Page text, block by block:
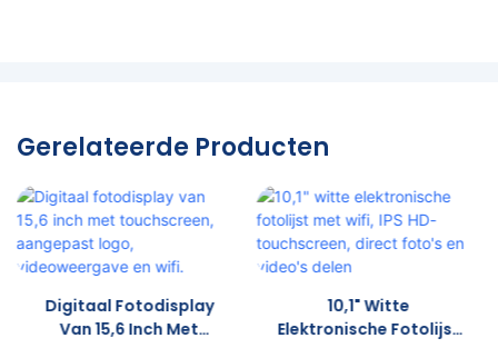
Gerelateerde Producten
Digitaal Fotodisplay
Van 15,6 Inch Met
10,1" Witte
Elektronische Fotolijst